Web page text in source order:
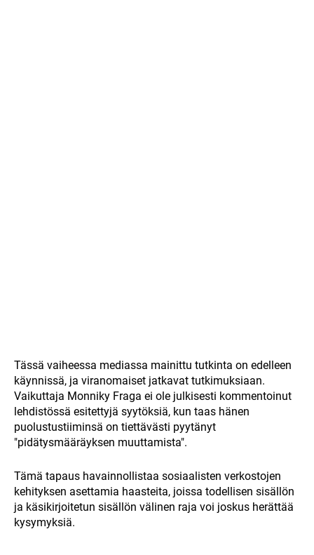
Tässä vaiheessa mediassa mainittu tutkinta on edelleen
käynnissä, ja viranomaiset jatkavat tutkimuksiaan.
Vaikuttaja Monniky Fraga ei ole julkisesti kommentoinut
lehdistössä esitettyjä syytöksiä, kun taas hänen
puolustustiiminsä on tiettävästi pyytänyt
"pidätysmääräyksen muuttamista".
Tämä tapaus havainnollistaa sosiaalisten verkostojen
kehityksen asettamia haasteita, joissa todellisen sisällön
ja käsikirjoitetun sisällön välinen raja voi joskus herättää
kysymyksiä.